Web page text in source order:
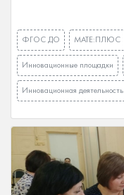
ФГОС ДО МАТЕ:ПЛЮС
Инновационные площадки
Инновационная деятельность